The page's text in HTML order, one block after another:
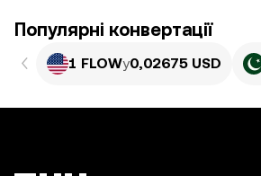
Популярні конвертації
1 FLOWу0,02675 USD